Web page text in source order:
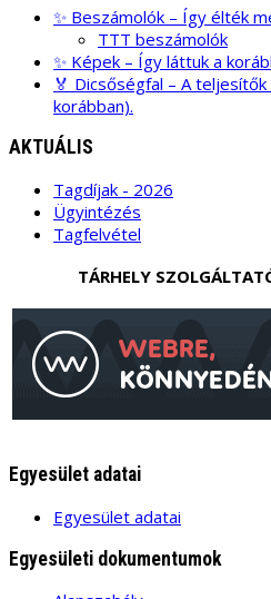
✨ Beszámolók – Így élték
TTT beszámolók
✨ Képek – Így láttuk a
🏅 Dicsőségfal – A
korábban).
AKTUÁLIS
Tagdíjak - 2026
Ügyintézés
Tagfelvétel
TÁRHELY
Egyesület adatai
Egyesület adatai
Egyesületi dokumentumok